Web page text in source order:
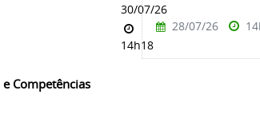
30/07/26
14h18
28/07/26
Competências